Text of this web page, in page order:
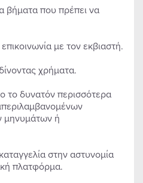
βήματα που πρέπει να
με τον εκβιαστή.
χρήματα.
δυνατόν περισσότερα
μηνυμάτων ή
στην αστυνομία
πλατφόρμα.